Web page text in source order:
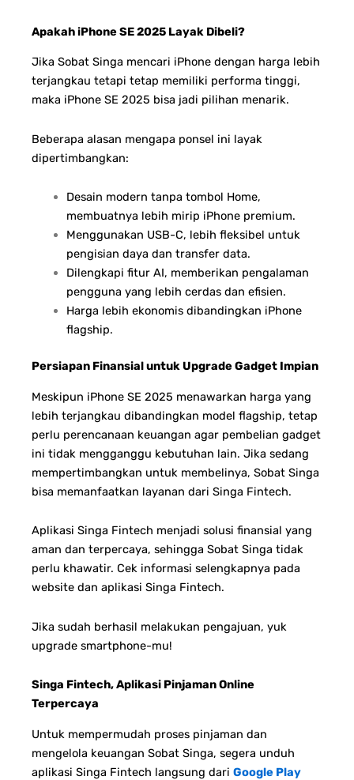
Apakah iPhone SE 2025 Layak Dibeli?
Jika Sobat Singa mencari iPhone dengan harga lebih
terjangkau tetapi tetap memiliki performa tinggi,
maka iPhone SE 2025 bisa jadi pilihan menarik.
Beberapa alasan mengapa ponsel ini layak
dipertimbangkan:
Desain modern tanpa tombol Home,
membuatnya lebih mirip iPhone premium.
Menggunakan USB-C, lebih fleksibel untuk
pengisian daya dan transfer data.
Dilengkapi fitur AI, memberikan pengalaman
pengguna yang lebih cerdas dan efisien.
Harga lebih ekonomis dibandingkan iPhone
flagship.
Persiapan Finansial untuk Upgrade Gadget Impian
Meskipun iPhone SE 2025 menawarkan harga yang
lebih terjangkau dibandingkan model flagship, tetap
perlu perencanaan keuangan agar pembelian gadget
ini tidak mengganggu kebutuhan lain. Jika sedang
mempertimbangkan untuk membelinya, Sobat Singa
bisa memanfaatkan layanan dari Singa Fintech.
Aplikasi Singa Fintech menjadi solusi finansial yang
aman dan terpercaya, sehingga Sobat Singa tidak
perlu khawatir. Cek informasi selengkapnya pada
website dan aplikasi Singa Fintech.
Jika sudah berhasil melakukan pengajuan, yuk
upgrade smartphone-mu!
Singa Fintech, Aplikasi Pinjaman Online
Terpercaya
Untuk mempermudah proses pinjaman dan
mengelola keuangan Sobat Singa, segera unduh
aplikasi Singa Fintech langsung dari Google Play